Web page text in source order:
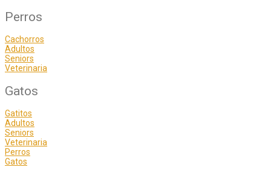
Perros
Cachorros
Adultos
Seniors
Veterinaria
Gatos
Gatitos
Adultos
Seniors
Veterinaria
Perros
Gatos